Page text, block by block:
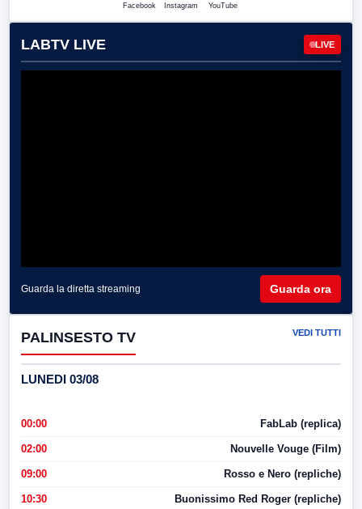
Facebook Instagram YouTube
LABTV LIVE LIVE
Guarda la diretta streaming Guarda ora
PALINSESTO TV VEDI TUTTI
LUNEDI 03/08
00:00 FabLab (replica)
02:00 Nouvelle Vouge (Film)
09:00 Rosso e Nero (repliche)
10:30 Buonissimo Red Roger (repliche)